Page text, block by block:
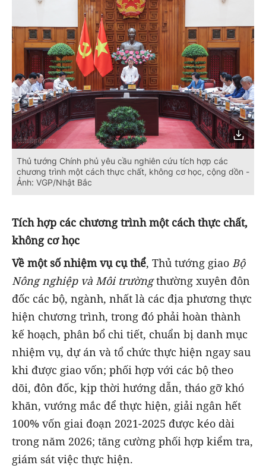
Thủ tướng Chính phủ yêu cầu nghiên cứu tích hợp các
chương trình một cách thực chất, không cơ học, cộng dồn -
Ảnh: VGP/Nhật Bắc
Tích hợp các chương trình một cách thực chất,
không cơ học
Về một số nhiệm vụ cụ thể, Thủ tướng giao Bộ
Nông nghiệp và Môi trườngthường xuyên đôn
đốc các bộ, ngành, nhất là các địa phương thực
hiện chương trình, trong đó phải hoàn thành
kế hoạch, phân bổ chi tiết, chuẩn bị danh mục
nhiệm vụ, dự án và tổ chức thực hiện ngay sau
khi được giao vốn; phối hợp với các bộ theo
dõi, đôn đốc, kịp thời hướng dẫn, tháo gỡ khó
khăn, vướng mắc để thực hiện, giải ngân hết
100% vốn giai đoạn 2021-2025 được kéo dài
trong năm 2026; tăng cường phối hợp kiểm tra,
giám sát việc thực hiện.